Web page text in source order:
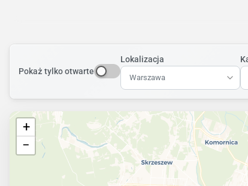
Pokaż tylko otwarte
Lokalizacja
Warszawa
+
−